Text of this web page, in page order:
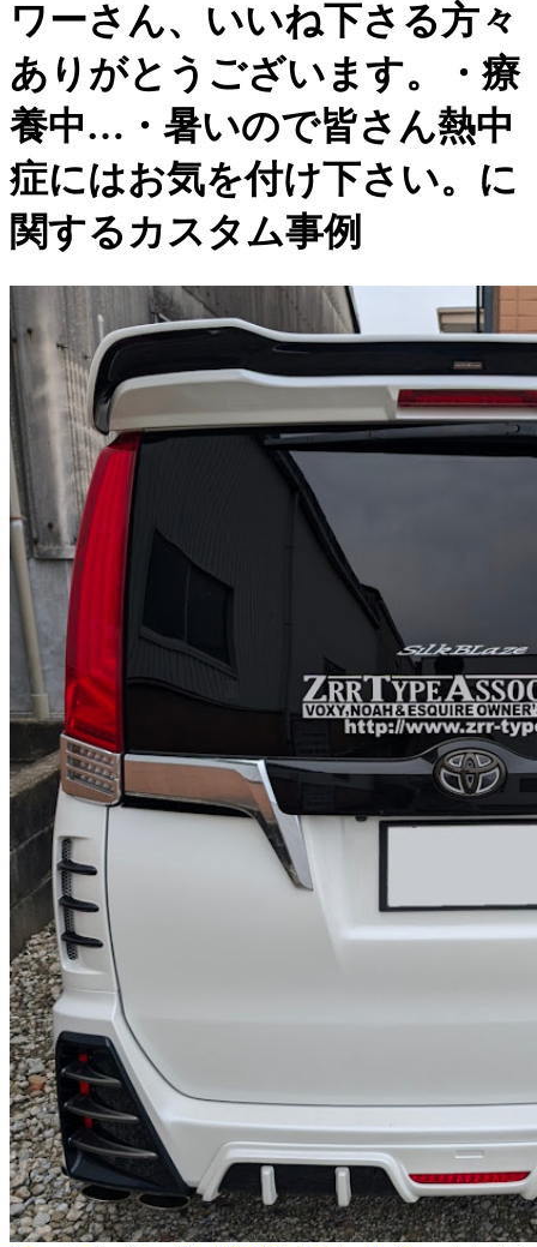
ワーさん、いいね下さる方々
ありがとうございます。・療
養中…・暑いので皆さん熱中
症にはお気を付け下さい。に
関するカスタム事例